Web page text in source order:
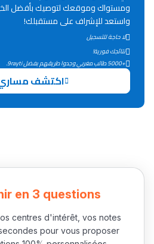
التعليم الثانوي التأهيلي
التعليم الثانوي الإعدادي
Post-Bac
Interviews/Vidéos
دليل المهن
ومستواك وموقعك لتوصيك بأفضل
واستعد للإشراف على مستقبلك!
لا حاجة للتسجيل
نتائجك فورية!
+5000 طالب مغربي وجدوا طريقهم بفضل 9rayti.
اكتشف مساري
en 3 questions
centres d'intérêt, vos notes
pour vous proposer